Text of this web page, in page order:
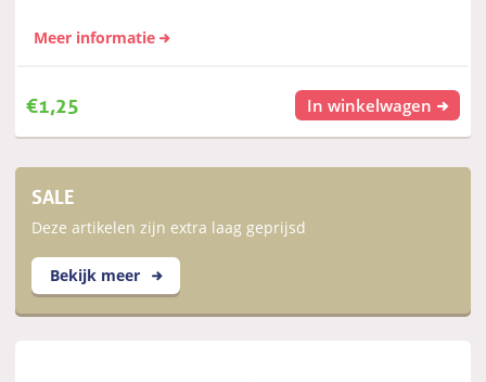
Meer informatie
€1,25 In winkelwagen
SALE
Deze artikelen zijn extra laag geprijsd
Bekijk meer